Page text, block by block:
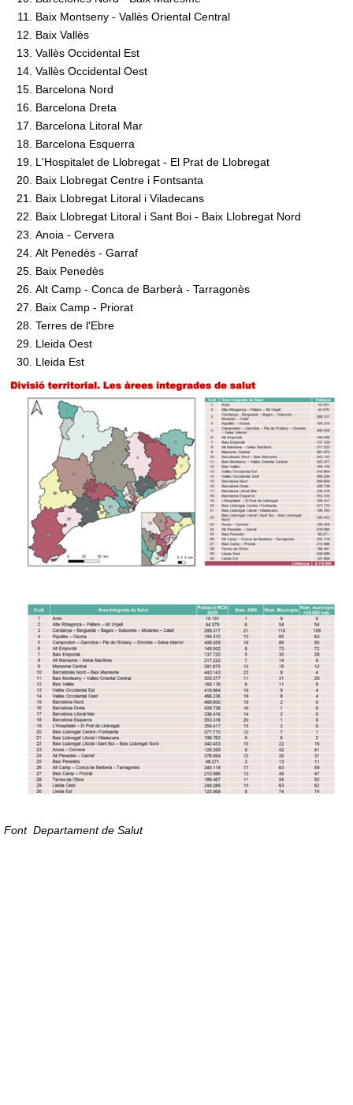
Baix Montseny - Vallès Oriental Central
Baix Vallès
Vallès Occidental Est
Vallès Occidental Oest
Barcelona Nord
Barcelona Dreta
Barcelona Litoral Mar
Barcelona Esquerra
L'Hospitalet de Llobregat - El Prat de Llobregat
Baix Llobregat Centre i Fontsanta
Baix Llobregat Litoral i Viladecans
Baix Llobregat Litoral i Sant Boi - Baix Llobregat Nord
Anoia - Cervera
Alt Penedès - Garraf
Baix Penedès
Alt Camp - Conca de Barberà - Tarragonès
Baix Camp - Priorat
Terres de l'Ebre
Lleida Oest
Lleida Est
Font Departament de Salut